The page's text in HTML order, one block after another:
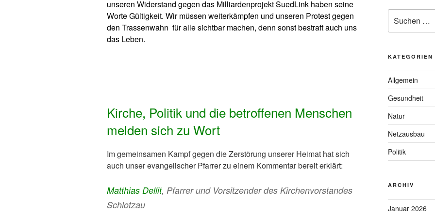
unseren Widerstand gegen das Milliardenprojekt SuedLink haben seine
Worte Gültigkeit. Wir müssen weiterkämpfen und unseren Protest gegen
den Trassenwahn für alle sichtbar machen, denn sonst bestraft auch uns
das Leben.
Kirche, Politik und die betroffenen Menschen
melden sich zu Wort
Im gemeinsamen Kampf gegen die Zerstörung unserer Heimat hat sich
auch unser evangelischer Pfarrer zu einem Kommentar bereit erklärt:
Matthias Dellit, Pfarrer und Vorsitzender des Kirchenvorstandes
Schlotzau
nach:
KATEGORIEN
Allgemein
Gesundheit
Natur
Netzausbau
Politik
ARCHIV
Januar 2026